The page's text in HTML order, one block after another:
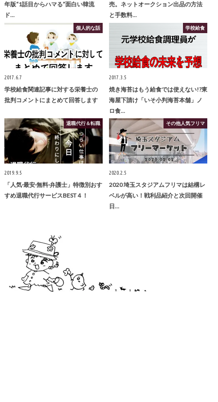
年版“1話目からハマる”面白い韓流
ド…
売。ネットオークション出品の方法
と手数料…
個人的な話
2017.6.7
学校給食関連記事に対する栄養士の
批判コメントにまとめて回答します
学校給食
2017.3.5
焼き海苔はもう給食では使えない!?東
海屋下請け「いそ小判海苔本舗」ノ
ロ食…
退職代行＆転職
2019.9.5
「人気·最安·無料·弁護士」特徴別おす
すめ退職代行サービスBEST４！
その他人気フリマ
2020.2.5
2020 埼玉スタジアムフリマは結構レ
ベルが高い！戦利品紹介と次回開催
日…